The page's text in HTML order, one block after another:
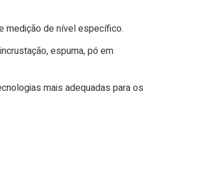
medição de nível específico.
espuma, pó em
mais adequadas para os